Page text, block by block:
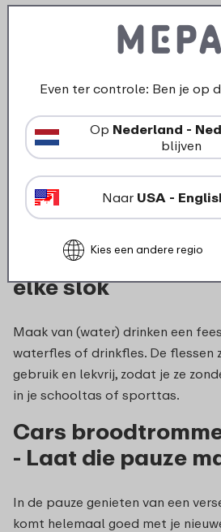
17 kleuren
16 99
Bekijk
Cars drinkfles –
elke slok
Maak van (water) drinken een
waterfles of drinkfles. De flessen
gebruik en lekvrij, zodat je ze
in je schooltas of sporttas.
Cars
- Laat die pauze
In de pauze genieten van een
komt helemaal goed met je
Even ter controle: Ben je op
Op Nederland -
blijven
Naar USA -